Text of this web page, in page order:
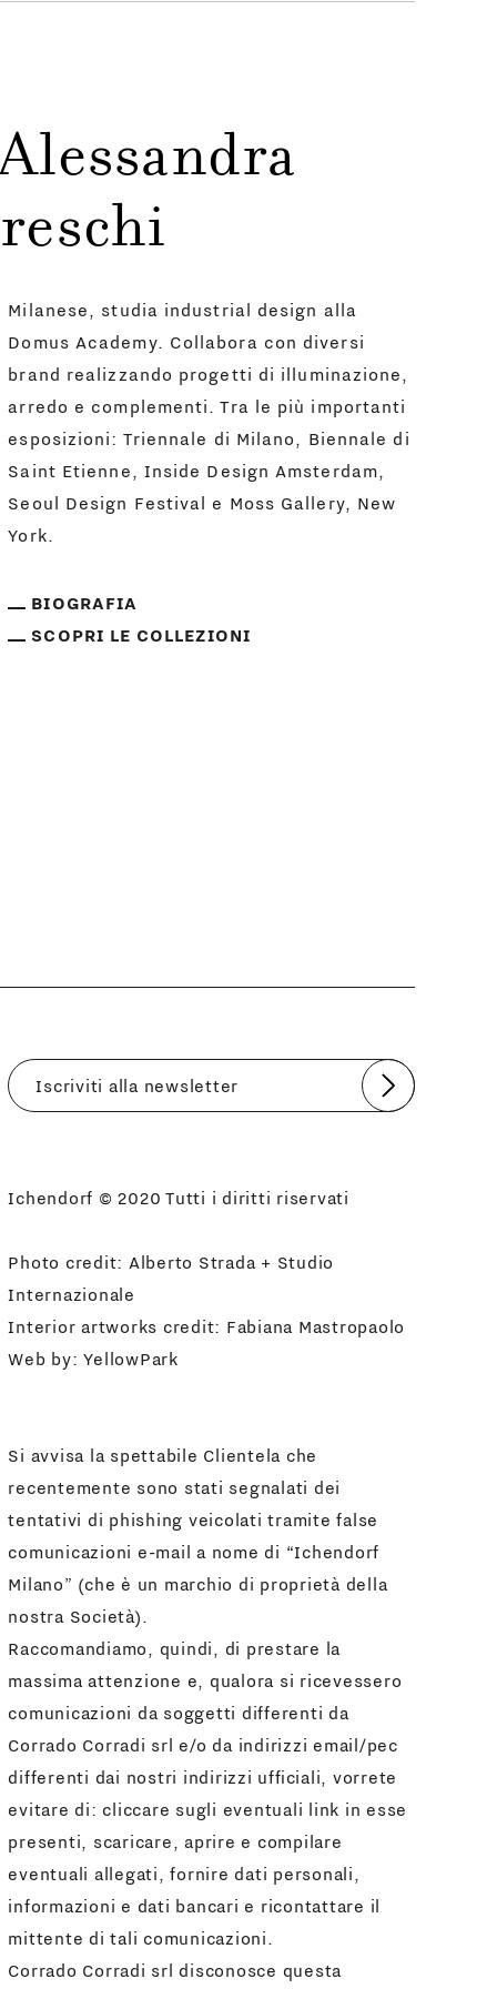
Milanese, studia industrial design alla
Domus Academy. Collabora con diversi
brand realizzando progetti di illuminazione,
arredo e complementi. Tra le più importanti
esposizioni: Triennale di Milano, Biennale di
Saint Etienne, Inside Design Amsterdam,
Seoul Design Festival e Moss Gallery, New
York.
BIOGRAFIA
SCOPRI LE COLLEZIONI
Invia
Ichendorf © 2020 Tutti i diritti riservati
Photo credit: Alberto Strada + Studio
Internazionale
Interior artworks credit: Fabiana Mastropaolo
Web by:YellowPark
Si avvisa la spettabile Clientela che
recentemente sono stati segnalati dei
tentativi di phishing veicolati tramite false
comunicazioni e-mail a nome di “Ichendorf
Milano” (che è un marchio di proprietà della
nostra Società).
Raccomandiamo, quindi, di prestare la
massima attenzione e, qualora si ricevessero
comunicazioni da soggetti differenti da
Corrado Corradi srl e/o da indirizzi email/pec
differenti dai nostri indirizzi ufficiali, vorrete
evitare di: cliccare sugli eventuali link in esse
presenti, scaricare, aprire e compilare
eventuali allegati, fornire dati personali,
informazioni e dati bancari e ricontattare il
mittente di tali comunicazioni.
Corrado Corradi srl disconosce questa